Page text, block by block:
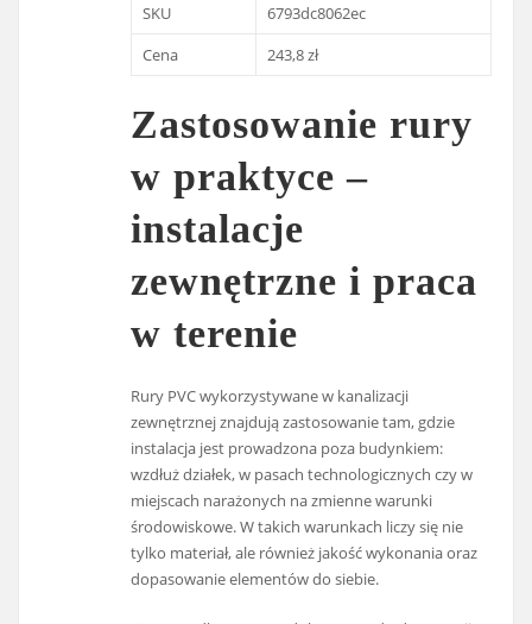
SKU
6793dc8062ec
Cena
243,8 zł
Zastosowanie rury
w praktyce –
instalacje
zewnętrzne i praca
w terenie
Rury PVC wykorzystywane w kanalizacji
zewnętrznej znajdują zastosowanie tam, gdzie
instalacja jest prowadzona poza budynkiem:
wzdłuż działek, w pasach technologicznych czy w
miejscach narażonych na zmienne warunki
środowiskowe. W takich warunkach liczy się nie
tylko materiał, ale również jakość wykonania oraz
dopasowanie elementów do siebie.